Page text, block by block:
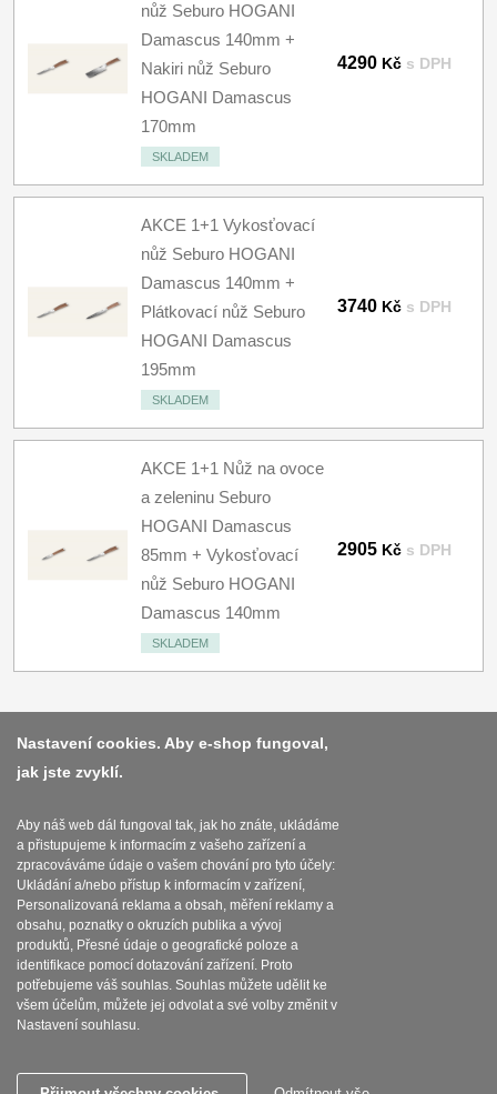
nůž Seburo HOGANI
Damascus 140mm +
Nakiri nůž Seburo
HOGANI Damascus
170mm
SKLADEM
4290 Kč s DPH
AKCE 1+1 Vykosťovací
nůž Seburo HOGANI
Damascus 140mm +
Plátkovací nůž Seburo
HOGANI Damascus
195mm
SKLADEM
3740 Kč s DPH
AKCE 1+1 Nůž na ovoce
a zeleninu Seburo
HOGANI Damascus
85mm + Vykosťovací
nůž Seburo HOGANI
Damascus 140mm
SKLADEM
2905 Kč s DPH
Platba a dodávka
Obchodní podmínky
Zasady zpracovani osobnich udaju
Reklamační řád
Nastavení cookies. Aby e-shop fungoval,
jak jste zvyklí.
Aby náš web dál fungoval tak, jak ho znáte, ukládáme
a přistupujeme k informacím z vašeho zařízení a
zpracováváme údaje o vašem chování pro tyto účely:
Ukládání a/nebo přístup k informacím v zařízení,
Personalizovaná reklama a obsah, měření reklamy a
obsahu, poznatky o okruzích publika a vývoj
produktů, Přesné údaje o geografické poloze a
identifikace pomocí dotazování zařízení. Proto
potřebujeme váš souhlas. Souhlas můžete udělit ke
všem účelům, můžete jej odvolat a své volby změnit v
Nastavení souhlasu.